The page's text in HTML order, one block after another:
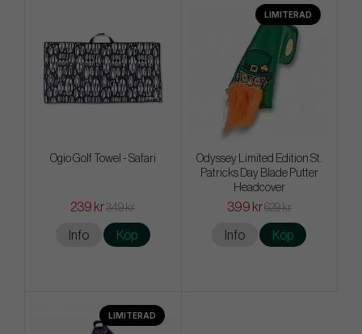
Ogio Golf Towel - Safari
239 kr349 kr
Info Köp
LIMITERAD
Odyssey Limited Edition St.
Patricks Day Blade Putter
Headcover
399 kr629 kr
Info Köp
LIMITERAD